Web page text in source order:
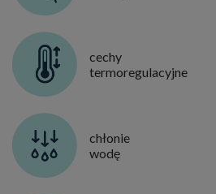
cechy
termoregulacyjne
chłonie
wodę